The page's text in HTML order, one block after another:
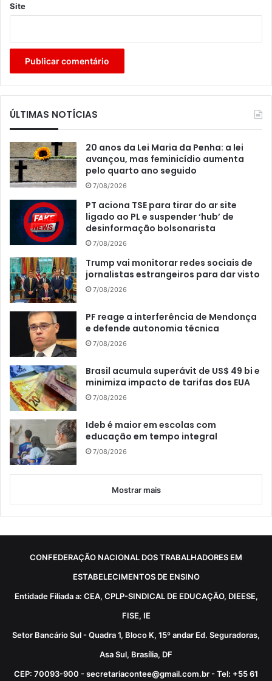
Site
ÚLTIMAS NOTÍCIAS
20 anos da Lei Maria da Penha: a lei
avançou, mas feminicídio aumenta
pelo quarto ano seguido
7/08/2026
PT aciona TSE para tirar do ar site
ligado ao PL e suspender ‘hub’ de
desinformação bolsonarista
7/08/2026
Trump vai monitorar redes sociais de
jornalistas estrangeiros para dar visto
7/08/2026
PF reage a interferência de Mendonça
e defende autonomia técnica
7/08/2026
Brasil acumula superávit de US$ 49 bi e
minimiza impacto de tarifas dos EUA
7/08/2026
Ideb é maior em escolas com
educação em tempo integral
7/08/2026
Mostrar mais
CONFEDERAÇÃO NACIONAL DOS TRABALHADORES EM
ESTABELECIMENTOS DE ENSINO
Entidade Filiada a: CEA, CPLP-SINDICAL DE EDUCAÇÃO, DIEESE,
FISE, IE
Setor Bancário Sul - Quadra 1, Bloco K, 15º andar Ed. Seguradoras,
Asa Sul, Brasília, DF
CEP: 70093-900 - secretariacontee@gmail.com.br - Tel: +55 61